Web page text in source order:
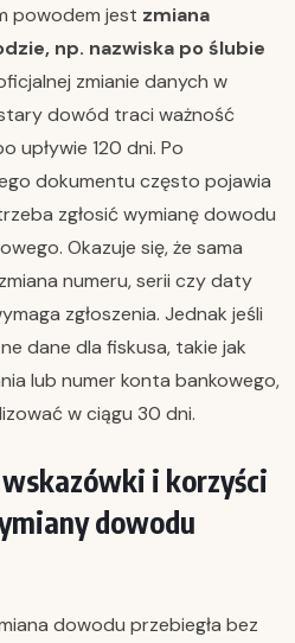
powodem jest zmiana
np. nazwiska po ślubie
zmianie danych w
dowód traci ważność
upływie 120 dni. Po
dokumentu często pojawia
zgłosić wymianę dowodu
Okazuje się, że sama
numeru, serii czy daty
zgłoszenia. Jednak jeśli
dane dla fiskusa, takie jak
lub numer konta bankowego,
w ciągu 30 dni.
i korzyści
dowodu
dowodu przebiegła bez